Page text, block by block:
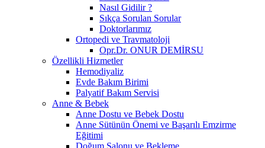
Nasıl Gidilir ?
Sıkça Sorulan Sorular
Doktorlarımız
Ortopedi ve Travmatoloji
Opr.Dr. ONUR DEMİRSU
Özellikli Hizmetler
Hemodiyaliz
Evde Bakım Birimi
Palyatif Bakım Servisi
Anne & Bebek
Anne Dostu ve Bebek Dostu
Anne Sütünün Önemi ve Başarılı Emzirme
Eğitimi
Doğum Salonu ve Bekleme